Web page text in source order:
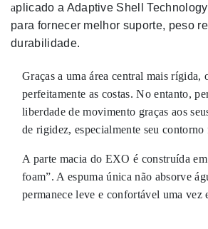
aplicado a Adaptive Shell
para fornecer melhor suporte, peso
durabilidade.
Graças a uma área central mais rígida,
perfeitamente as costas. No entanto,
liberdade de movimento graças aos
de rigidez, especialmente seu
A parte macia do EXO é construída
foam”. A espuma única não absorve
permanece leve e confortável uma vez